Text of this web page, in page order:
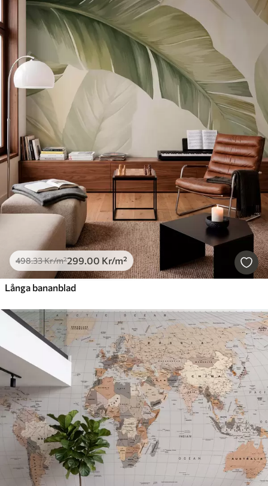
498.33Kr/m²299.00 Kr/m²
Långa bananblad